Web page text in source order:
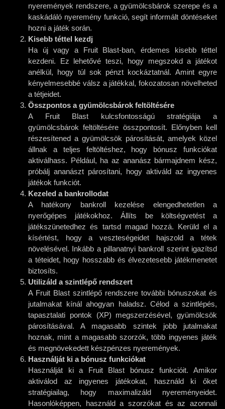
nyeremények rendszere, a gyümölcsbárok szerepe és a
kaskádáló nyeremény funkció, segít informált döntéseket
hozni a játék során.
Kisebb téttel kezdj
Ha új vagy a Fruit Blast-ban, érdemes kisebb téttel
kezdeni. Ez lehetővé teszi, hogy megszokd a játékot
anélkül, hogy túl sok pénzt kockáztatnál. Amint egyre
kényelmesebbé válsz a játékkal, fokozatosan növelheted
a tétjeidet.
Összpontos a gyümölcsbárok feltöltésére
A Fruit Blast kulcsfontosságú stratégiája a
gyümölcsbárok feltöltésére összpontosít. Előnyben kell
részesítened a gyümölcsök párosítását, amelyek közel
állnak a teljes feltöltéshez, hogy bónusz funkciókat
aktiválhass. Például, ha az ananász bármajdnem kész,
próbálj ananászt párosítani, hogy aktiváld az ingyenes
játékok funkciót.
Kezeled a bankrollodat
A hatékony bankroll kezelése elengedhetetlen a
nyerőgépes játékokhoz. Állíts be költségvetést a
játékszünetedhez és tartsd magad hozzá. Kerüld el a
kísértést, hogy a veszteségeidet hajszold a tétek
növelésével. Inkább a pillanatnyi bankroll szerint igazítsd
a téteidet, hogy hosszabb és élvezetesebb játékmenetet
biztosíts.
Utilizáld a szintlépő rendszert
A Fruit Blast szintlépő rendszere további bónuszokat és
jutalmakat kínál ahogyan haladsz. Célod a szintlépés,
tapasztalati pontok (XP) megszerzésével, gyümölcsök
párosításával. A magasabb szintek jobb jutalmakat
hoznak, mint a magasabb szorzók, több ingyenes játék
és megnövekedett készpénzes nyeremények.
Használját ki a bónusz funkciókat
Használját ki a Fruit Blast bónusz funkcióit. Amikor
aktiválod az ingyenes játékokat, használd ki őket
stratégiailag, hogy maximalizáld nyereményeidet.
Hasonlóképpen, használd a szorzókat és az azonnali